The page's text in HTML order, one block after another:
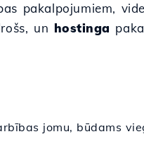
pakalpojumiem,
un hostinga
jomu, būdams